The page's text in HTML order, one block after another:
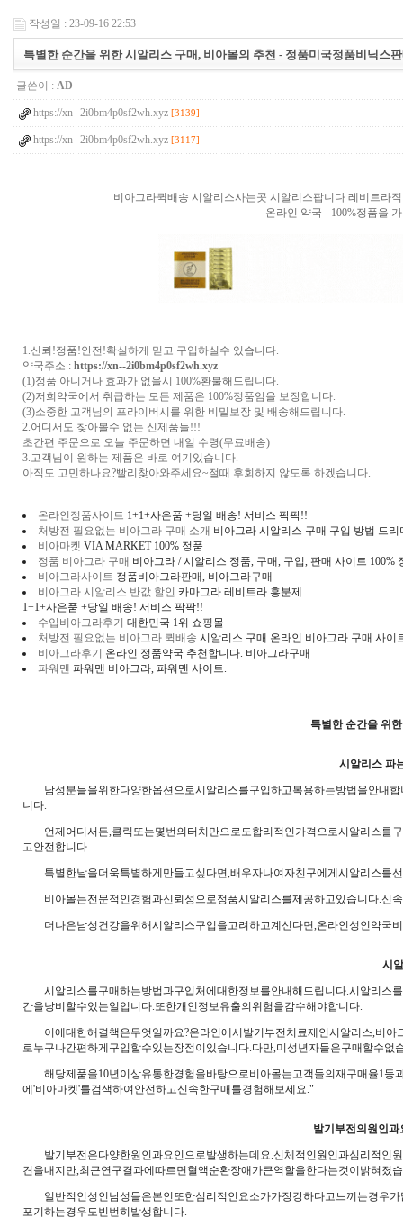
작성일 : 23-09-16 22:53
특별한 순간을 위한 시알리스 구매, 비아몰의 추천 - 정품미국정품비닉스
글쓴이 : AD
https://xn--2i0bm4p0sf2wh.xyz [3139]
https://xn--2i0bm4p0sf2wh.xyz [3117]
비아그라퀵배송 시알리스사는곳 시알리스팝니다 레비트라
온라인 약국 - 100%정품을
1.신뢰!정품!안전!확실하게 믿고 구입하실수 있습니다.
약국주소 : https://xn--2i0bm4p0sf2wh.xyz
(1)정품 아니거나 효과가 없을시 100%환불해드립니다.
(2)저희약국에서 취급하는 모든 제품은 100%정품임을 보장합니다.
(3)소중한 고객님의 프라이버시를 위한 비밀보장 및 배송해드립니다.
2.어디서도 찾아볼수 없는 신제품들!!!
초간편 주문으로 오늘 주문하면 내일 수령(무료배송)
3.고객님이 원하는 제품은 바로 여기있습니다.
아직도 고민하나요?빨리찾아와주세요~절때 후회하지 않도록 하겠습니다.
온라인정품사이트 1+1+사은품 +당일 배송! 서비스 팍팍!!
처방전 필요없는 비아그라 구매 소개 비아그라 시알리스 구매 구입 방법 드리
비아마켓 VIA MARKET 100% 정품
정품 비아그라 구매 비아그라 / 시알리스 정품, 구매, 구입, 판매 사이트
비아그라사이트 정품비아그라판매, 비아그라구매
비아그라 시알리스 반값 할인 카마그라 레비트라 흥분제
1+1+사은품 +당일 배송! 서비스 팍팍!!
수입비아그라후기 대한민국 1위 쇼핑몰
처방전 필요없는 비아그라 퀵배송 시알리스 구매 온라인 비아그라 구매 사이
비아그라후기
온라인 정품약국 추천합니다. 비아그라구매
파워맨 파워맨 비아그라, 파워맨 사이트.
특별한 순간을 위
시알리스 파
남성분들을위한다양한옵션으로시알리스를구입하고복용하는방법을안내합
니다.
언제어디서든,클릭또는몇번의터치만으로도합리적인가격으로시알리스를
고안전합니다.
특별한날을더욱특별하게만들고싶다면,배우자나여자친구에게시알리스를
비아몰는전문적인경험과신뢰성으로정품시알리스를제공하고있습니다.신
더나은남성건강을위해시알리스구입을고려하고계신다면,온라인성인약국
시
시알리스를구매하는방법과구입처에대한정보를안내해드립니다.시알리스
간을낭비할수있는일입니다.또한개인정보유출의위험을감수해야합니다.
이에대한해결책은무엇일까요?온라인에서발기부전치료제인시알리스,비아
로누구나간편하게구입할수있는장점이있습니다.다만,미성년자들은구매할수없
해당제품을10년이상유통한경험을바탕으로비아몰는고객들의재구매율1등
에'비아마켓'를검색하여안전하고신속한구매를경험해보세요."
발기부전의원인
발기부전은다양한원인과요인으로발생하는데요.신체적인원인과심리적인
견을내지만,최근연구결과에따르면혈액순환장애가큰역할을한다는것이밝혀졌
일반적인성인남성들은본인또한심리적인요소가가장강하다고느끼는경우가
포기하는경우도빈번히발생합니다.